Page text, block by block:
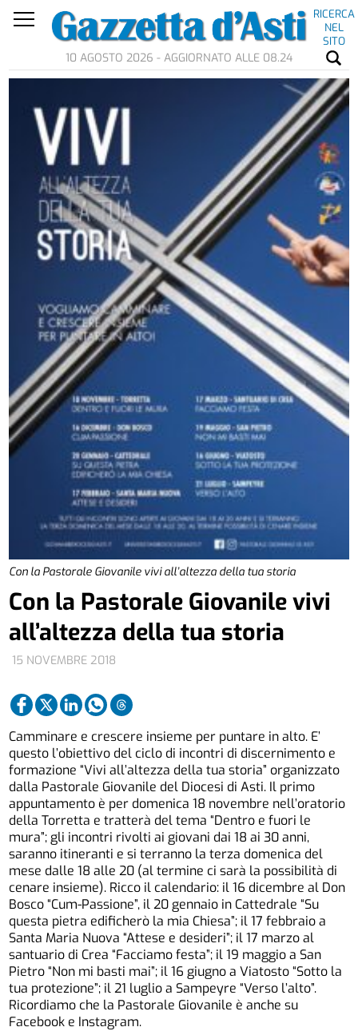
RICERCA
NEL
SITO
10 AGOSTO 2026 - AGGIORNATO ALLE 08.24
Con la Pastorale Giovanile vivi all’altezza della tua storia
15 NOVEMBRE 2018
Con la Pastorale Giovanile vivi
all’altezza della tua storia
Camminare e crescere insieme per puntare in alto. E’
questo l’obiettivo del ciclo di incontri di discernimento e
formazione “Vivi all’altezza della tua storia” organizzato
dalla Pastorale Giovanile del Diocesi di Asti. Il primo
appuntamento è per domenica 18 novembre nell’oratorio
della Torretta e tratterà del tema “Dentro e fuori le
mura”; gli incontri rivolti ai giovani dai 18 ai 30 anni,
saranno itineranti e si terranno la terza domenica del
mese dalle 18 alle 20 (al termine ci sarà la possibilità di
cenare insieme). Ricco il calendario: il 16 dicembre al Don
Bosco “Cum-Passione”, il 20 gennaio in Cattedrale “Su
questa pietra edificherò la mia Chiesa”; il 17 febbraio a
Santa Maria Nuova “Attese e desideri”; il 17 marzo al
santuario di Crea “Facciamo festa”; il 19 maggio a San
Pietro “Non mi basti mai”; il 16 giugno a Viatosto “Sotto la
tua protezione”; il 21 luglio a Sampeyre “Verso l’alto”.
Ricordiamo che la Pastorale Giovanile è anche su
Facebook e Instagram.